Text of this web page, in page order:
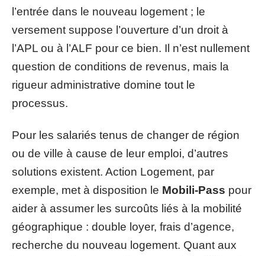
l’entrée dans le nouveau logement ; le
versement suppose l’ouverture d’un droit à
l’APL ou à l’ALF pour ce bien. Il n’est nullement
question de conditions de revenus, mais la
rigueur administrative domine tout le
processus.
Pour les salariés tenus de changer de région
ou de ville à cause de leur emploi, d’autres
solutions existent. Action Logement, par
exemple, met à disposition le Mobili-Pass pour
aider à assumer les surcoûts liés à la mobilité
géographique : double loyer, frais d’agence,
recherche du nouveau logement. Quant aux